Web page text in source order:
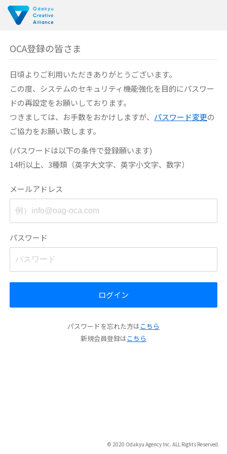
OCA登録の皆さま
日頃よりご利用いただきありがとうございます。
この度、システムのセキュリティ機能強化を目的にパスワー
ドの再設定をお願いしております。
つきましては、お手数をおかけしますが、 パスワード変更の
ご協力をお願い致します。
(パスワードは以下の条件で登録願います)
14桁以上、3種類（英字大文字、英字小文字、数字）
メールアドレス
パスワード
ログイン
パスワードを忘れた方はこちら
新規会員登録はこちら
© 2020 Odakyu Agency Inc. ALL Rights Reserved.